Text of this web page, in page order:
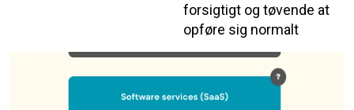
forsigtigt og tøvende at
opføre sig normalt